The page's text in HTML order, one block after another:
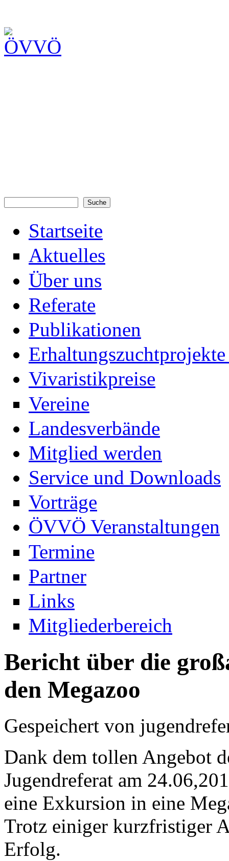
Startseite
Aktuelles
Über uns
Referate
Publikationen
Vivaristikpreise
Vereine
Landesverbände
Mitglied werden
Service und Downloads
Vorträge
ÖVVÖ Veranstaltungen
Termine
Partner
Links
Mitgliederbereich
Bericht über die
den Megazoo
Gespeichert von
Dank dem tollen Angebot
Jugendreferat am
eine Exkursion in eine
Trotz einiger kurzfristiger
Erfolg.